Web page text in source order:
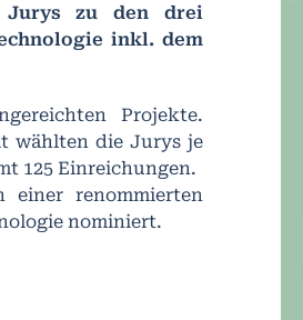
Jurys zu den drei
inkl. dem
Projekte.
wählten die Jurys je
125 Einreichungen.
einer renommierten
nominiert.